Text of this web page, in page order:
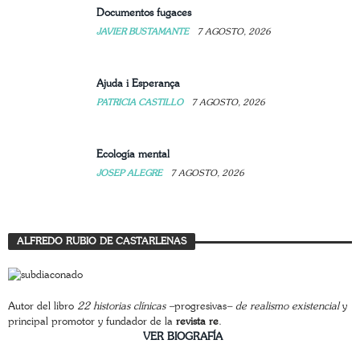
Documentos fugaces
JAVIER BUSTAMANTE 7 AGOSTO, 2026
Ajuda i Esperança
PATRICIA CASTILLO 7 AGOSTO, 2026
Ecología mental
JOSEP ALEGRE 7 AGOSTO, 2026
ALFREDO RUBIO DE CASTARLENAS
Autor del libro 22 historias clínicas –progresivas– de realismo existencialy
principal promotor y fundador de la revista re.
VER BIOGRAFÍA